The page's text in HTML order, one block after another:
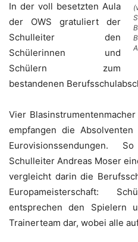
In der voll besetzten Aula
der OWS gratuliert der
Schulleiter den
Schülerinnen und
Schülern zum
bestandenen
Vier
empfangen die
Eurovisionssendungen.
Schulleiter Andreas Moser
vergleicht darin die
Europameisterschaft:
entsprechen den Spielern
Trainerteam dar, wobei alle